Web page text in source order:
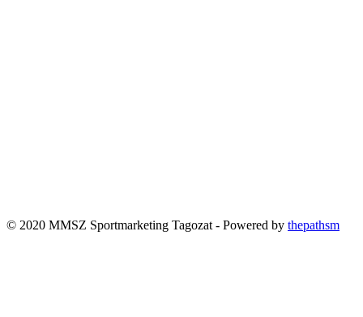
© 2020 MMSZ Sportmarketing Tagozat - Powered by thepathsm